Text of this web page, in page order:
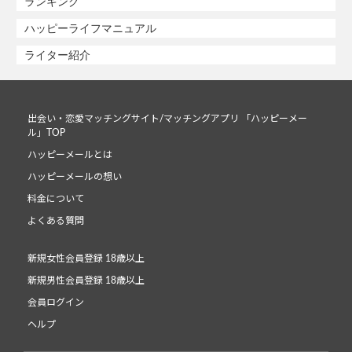
ハッピーライフマニュアル
ライター紹介
出会い・恋愛マッチングサイト/マッチングアプリ 「ハッピーメー
ル」TOP
ハッピーメールとは
ハッピーメールの想い
料金について
よくある質問
新規女性会員登録 18歳以上
新規男性会員登録 18歳以上
会員ログイン
ヘルプ